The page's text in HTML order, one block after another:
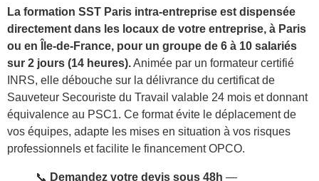
La formation SST Paris intra-entreprise est dispensée
directement dans les locaux de votre entreprise, à Paris
ou en Île-de-France, pour un groupe de 6 à 10 salariés
sur 2 jours (14 heures).Animée par un formateur certifié
INRS, elle débouche sur la délivrance du certificat de
Sauveteur Secouriste du Travail valable 24 mois et donnant
équivalence au PSC1. Ce format évite le déplacement de
vos équipes, adapte les mises en situation à vos risques
professionnels et facilite le financement OPCO.
📞 Demandez votre devis sous 48h —